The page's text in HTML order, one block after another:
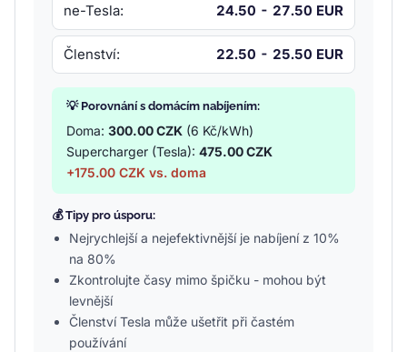
ne-Tesla: 24.50 - 27.50 EUR
Členství: 22.50 - 25.50 EUR
💡 Porovnání s domácím nabíjením:
Doma: 300.00 CZK (6 Kč/kWh)
Supercharger (Tesla): 475.00 CZK
+175.00 CZK vs. doma
💰 Tipy pro úsporu:
Nejrychlejší a nejefektivnější je nabíjení z 10%
na 80%
Zkontrolujte časy mimo špičku - mohou být
levnější
Členství Tesla může ušetřit při častém
používání